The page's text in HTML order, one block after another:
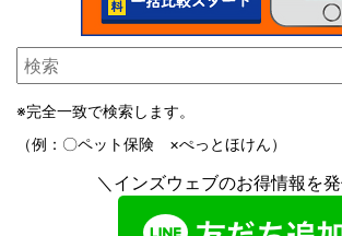
※完全一致で検索します。
（例：〇ペット保険 ×ぺっとほけん）
＼インズウェブのお得情報を